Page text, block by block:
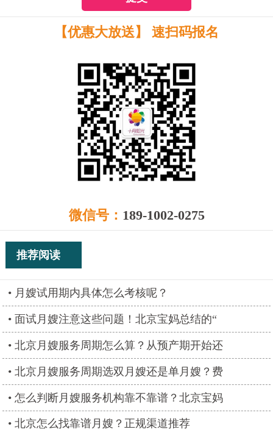
【优惠大放送】 速扫码报名
微信号： 189-1002-0275
推荐阅读
月嫂试用期内具体怎么考核呢？
面试月嫂注意这些问题！北京宝妈总结的“
北京月嫂服务周期怎么算？从预产期开始还
北京月嫂服务周期选双月嫂还是单月嫂？费
怎么判断月嫂服务机构靠不靠谱？北京宝妈
北京怎么找靠谱月嫂？正规渠道推荐